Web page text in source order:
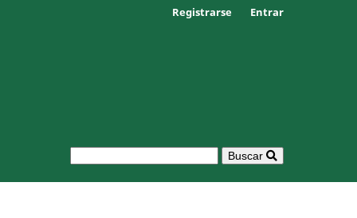
Buscar
Registrarse Entrar